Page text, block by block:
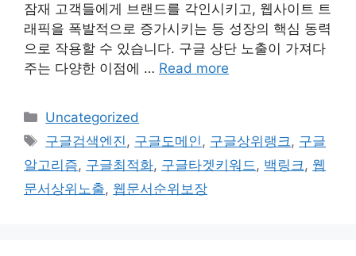
잠재 고객들에게 브랜드를 각인시키고, 웹사이트 트
래픽을 폭발적으로 증가시키는 등 성장의 핵심 동력
으로 작용할 수 있습니다. 구글 상단 노출이 가져다
주는 다양한 이점에 … Read more
Categories
Uncategorized
Tags
구글검색엔진, 구글도메인, 구글상위랭크, 구글
알고리즘, 구글최적화, 구글타겟키워드, 백링크, 웹
문서상위노출, 웹문서순위보장